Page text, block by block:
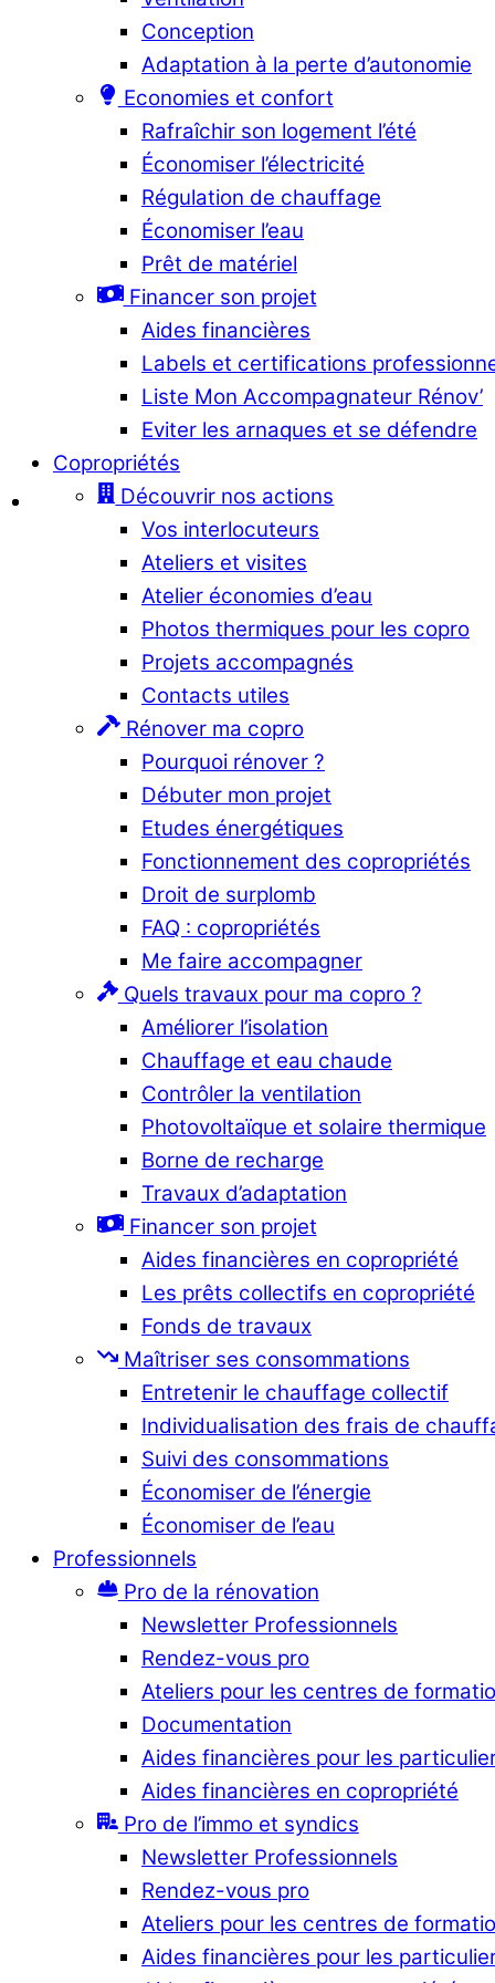
Conception
Adaptation à la perte d’autonomie
Economies et confort
Rafraîchir son logement l’été
Économiser l’électricité
Régulation de chauffage
Économiser l’eau
Prêt de matériel
Financer son projet
Aides financières
Labels et certifications
Liste Mon Accompagnateur Rénov’
Eviter les arnaques et se défendre
Copropriétés
Découvrir nos actions
Vos interlocuteurs
Ateliers et visites
Atelier économies d’eau
Photos thermiques pour les copro
Projets accompagnés
Contacts utiles
Rénover ma copro
Pourquoi rénover ?
Débuter mon projet
Etudes énergétiques
Fonctionnement des copropriétés
Droit de surplomb
FAQ : copropriétés
Me faire accompagner
Quels travaux pour ma copro ?
Améliorer l’isolation
Chauffage et eau chaude
Contrôler la ventilation
Photovoltaïque et solaire thermique
Borne de recharge
Travaux d’adaptation
Financer son projet
Aides financières en copropriété
Les prêts collectifs en copropriété
Fonds de travaux
Maîtriser ses consommations
Entretenir le chauffage collectif
Individualisation des frais de
Suivi des consommations
Économiser de l’énergie
Économiser de l’eau
Professionnels
Pro de la rénovation
Newsletter Professionnels
Rendez-vous pro
Ateliers pour les centres de
Documentation
Aides financières pour les
Aides financières en copropriété
Pro de l’immo et syndics
Newsletter Professionnels
Rendez-vous pro
Ateliers pour les centres de
Aides financières pour les